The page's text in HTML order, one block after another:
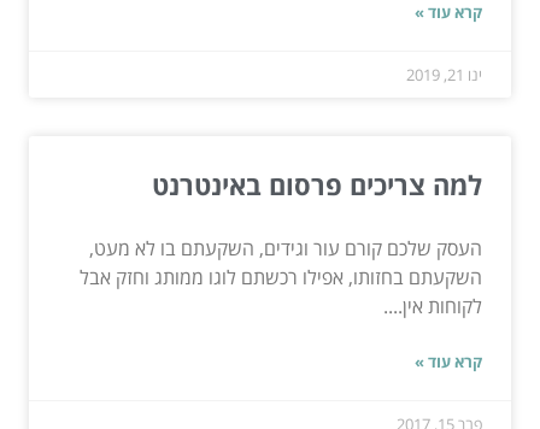
קרא עוד »
ינו 21, 2019
למה צריכים פרסום באינטרנט
העסק שלכם קורם עור וגידים, השקעתם בו לא מעט,
השקעתם בחזותו, אפילו רכשתם לוגו ממותג וחזק אבל
לקוחות אין....
קרא עוד »
פבר 15, 2017